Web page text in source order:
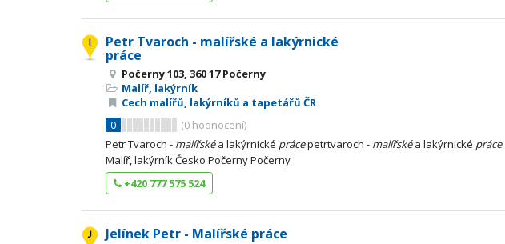
Petr Tvaroch - malířské a lakýrnické
práce
Počerny 103, 360 17 Počerny
Malíř, lakýrník
Cech malířů, lakýrníků a tapetářů ČR
0
(0 hodnocení)
Petr Tvaroch - malířskéa lakýrnické prácepetrtvaroch - malířskéa lakýrnické práce
Malíř, lakýrník Česko Počerny Počerny
+420 777 575 524
Jelínek Petr - Malířské práce